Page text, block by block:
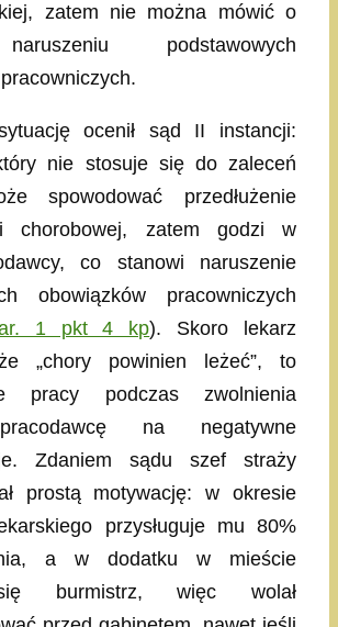
zatem nie można mówić o
podstawowych
ocenił sąd II instancji:
nie stosuje się do zaleceń
spowodować przedłużenie
chorobowej, zatem godzi w
co stanowi naruszenie
obowiązków pracowniczych
1 pkt 4 kp). Skoro lekarz
„chory powinien leżeć”, to
pracy podczas zwolnienia
na negatywne
Zdaniem sądu szef straży
prostą motywację: w okresie
przysługuje mu 80%
a w dodatku w mieście
burmistrz, więc wolał